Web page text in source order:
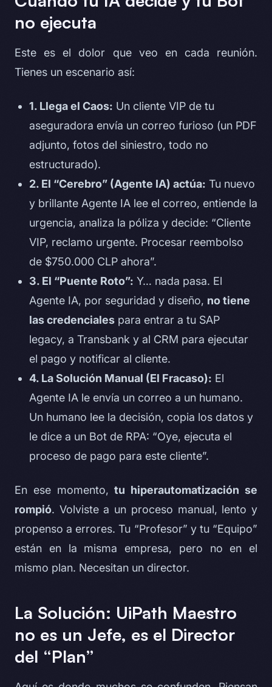
no ejecuta
Este es el dolor que veo en cada reunión.
Tienes un escenario así:
1. Llega el Caos: Un cliente VIP de tu
aseguradora envía un correo furioso (un PDF
adjunto, fotos del siniestro, todo no
estructurado).
2. El “Cerebro” (Agente IA) actúa: Tu nuevo
y brillante Agente IA lee el correo, entiende la
urgencia, analiza la póliza y decide: “Cliente
VIP, reclamo urgente. Procesar reembolso
de $750.000 CLP ahora”.
3. El “Puente Roto”: Y… nada pasa. El
Agente IA, por seguridad y diseño, no tiene
las credenciales para entrar a tu SAP
legacy, a Transbank y al CRM para ejecutar
el pago y notificar al cliente.
4. La Solución Manual (El Fracaso): El
Agente IA le envía un correo a un humano.
Un humano lee la decisión, copia los datos y
le dice a un Bot de RPA: “Oye, ejecuta el
proceso de pago para este cliente”.
En ese momento,tu hiperautomatización se
rompió. Volviste a un proceso manual, lento y
propenso a errores. Tu “Profesor” y tu “Equipo”
están en la misma empresa, pero no en el
mismo plan. Necesitan un director.
La Solución: UiPath Maestro
no es un Jefe, es el Director
del “Plan”